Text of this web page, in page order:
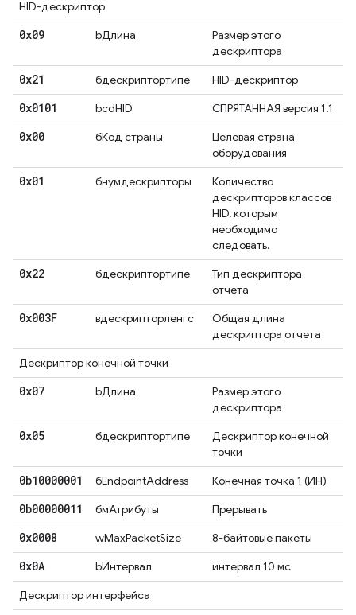
HID-дескриптор
0x09 bДлина
Размер этого
дескриптора
0x21 бдескриптортипе HID-дескриптор
0x0101 bcdHID СПРЯТАННАЯ версия 1.1
0x00 бКод страны
Целевая страна
оборудования
0x01 бнумдескрипторы
Количество
дескрипторов классов
HID, которым
необходимо
следовать.
0x22 бдескриптортипе
Тип дескриптора
отчета
0x003F вдескрипторленгс
Общая длина
дескриптора отчета
Дескриптор конечной точки
0x07 bДлина
Размер этого
дескриптора
0x05 бдескриптортипе
Дескриптор конечной
точки
0b10000001 бEndpointAddress Конечная точка 1 (ИН)
0b00000011 бмАтрибуты Прерывать
0x0008 wMaxPacketSize 8-байтовые пакеты
0x0A bИнтервал
интервал 10 мс
Дескриптор интерфейса